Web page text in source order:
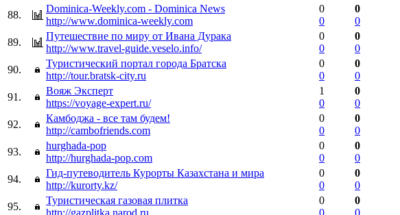
88.
Dominica-Weekly.com - Dominica News
http://www.dominica-weekly.com
0
0
0
0
89.
Путешествие по миру от Ивана Дурака
http://www.travel-guide.veselo.info/
0
0
0
0
90.
Туристический портал города Братска
http://tour.bratsk-city.ru
0
0
0
0
91.
Вояж Эксперт
https://voyage-expert.ru/
1
0
0
0
92.
Камбоджа - все там будем!
http://cambofriends.com
0
0
0
0
93.
hurghada-pop
http://hurghada-pop.com
0
0
0
0
94.
Гид-путеводитель Курорты Казахстана и мира
http://kurorty.kz/
0
0
0
0
95.
Туристическая газовая плитка
http://gazplitka.narod.ru
0
0
0
0